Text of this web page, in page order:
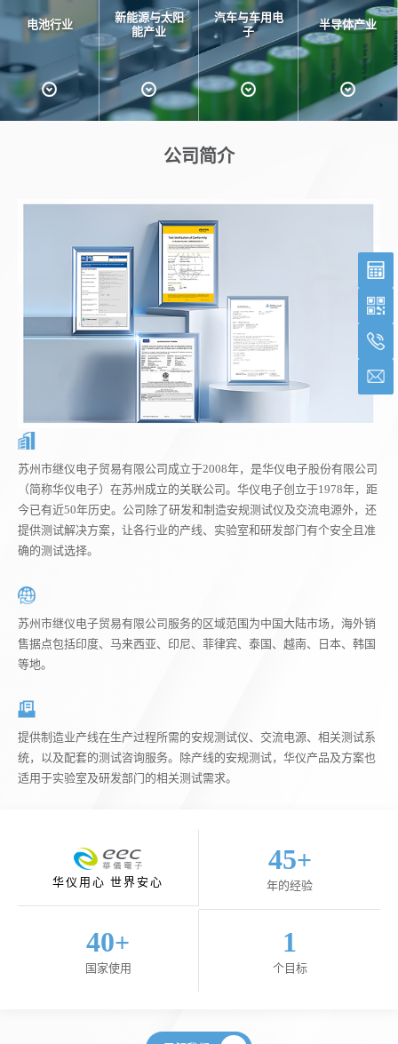
电池行业
新能源与太阳
能产业
汽车与车用电
子
半导体产业
公司简介
苏州市继仪电子贸易有限公司成立于2008年，是华仪电子股份有限公司
（简称华仪电子）在苏州成立的关联公司。华仪电子创立于1978年，距
今已有近50年历史。公司除了研发和制造安规测试仪及交流电源外，还
提供测试解决方案，让各行业的产线、实验室和研发部门有个安全且准
确的测试选择。
苏州市继仪电子贸易有限公司服务的区域范围为中国大陆市场，海外销
售据点包括印度、马来西亚、印尼、菲律宾、泰国、越南、日本、韩国
等地。
提供制造业产线在生产过程所需的安规测试仪、交流电源、相关测试系
统，以及配套的测试咨询服务。除产线的安规测试，华仪产品及方案也
适用于实验室及研发部门的相关测试需求。
华仪用心 世界安心
45+
年的经验
40+
国家使用
1
个目标